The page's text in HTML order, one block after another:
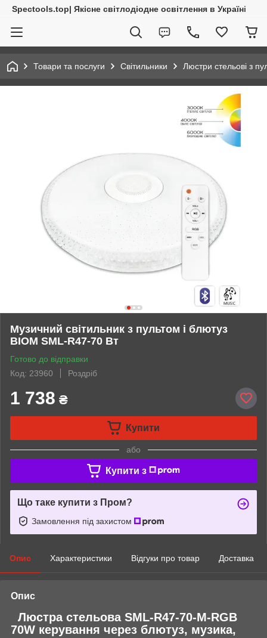
Spectools.top| Якісне світлодіодне освітлення в Україні
Товари та послуги Світильники Люстри стельові з
Музичний світильник з пультом і блютуз
BIOM SML-R47-70 Вт
Готово до відправки
Код: 23960
Роздріб
1 738 ₴
Купити
або
Купити з
Що таке купити з Пром?
Замовлення під захистом
Опис Характеристики Відгуки про товар Доставка
Опис
Люстра стельова SML-R47-70-M-RGB
70W керування через блютуз, музика,